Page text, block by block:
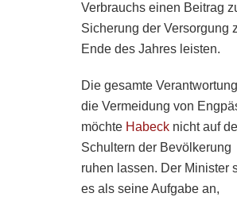
Verbrauchs einen Beitrag
Sicherung der Versorgung
Ende des Jahres leisten.
Die gesamte
die Vermeidung von
möchte Habeck nicht auf
Schultern der Bevölkerung
ruhen lassen. Der Minister
es als seine Aufgabe an,